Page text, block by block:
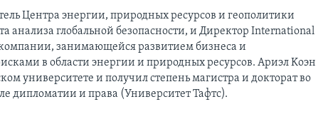
Центра энергии, природных ресурсов и геополитики
анализа глобальной безопасности, и Директор International
занимающейся развитием бизнеса и
в области энергии и природных ресурсов. Ариэл Kоэн
университете и получил степень магистра и докторат во
дипломатии и права (Университет Тафтс).